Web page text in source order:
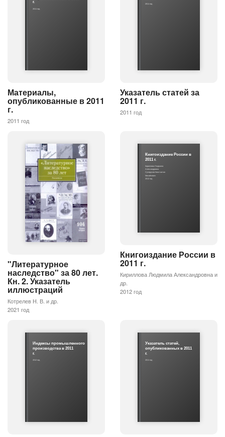
г.
2011 год
Материалы,
опубликованные в 2011
г.
2011 год
2011 год
Указатель статей за
2011 г.
2011 год
"Литературное
наследство" за 80 лет.
Кн. 2. Указатель
иллюстраций
Котрелев Н. В. и др.
2021 год
Книгоиздание России в
2011 г.
Кириллова Людмила
Александровна
Сухоруков Константин
Михайлович
2012 год
Книгоиздание России в
2011 г.
Кириллова Людмила Александровна и
др.
2012 год
Индексы промышленного
производства в 2011
г.
2012 год
Указатель статей,
опубликованных в 2011
г.
2011 год